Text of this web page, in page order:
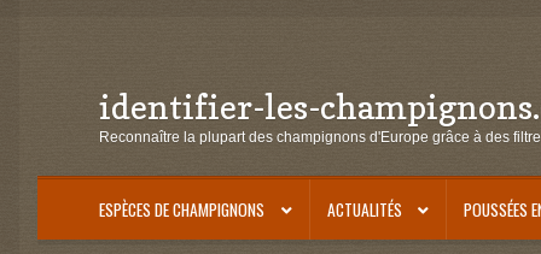
Aller
à
navigation
Aller
au
identifier-les-
Reconnaître la plupart des champignons d'Europe grâce à des
ESPÈCES DE CHAMPIGNONS ACTUALITÉS POUSSÉES